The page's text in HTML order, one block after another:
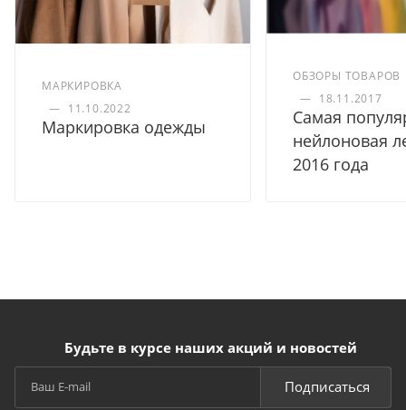
МАРКИРОВКА
— 11.10.2022
Маркировка одежды
ОБЗОРЫ ТОВАРОВ
— 18.11.2017
Самая
нейлоновая
2016 года
Будьте в курсе наших акций и новостей
Подписаться